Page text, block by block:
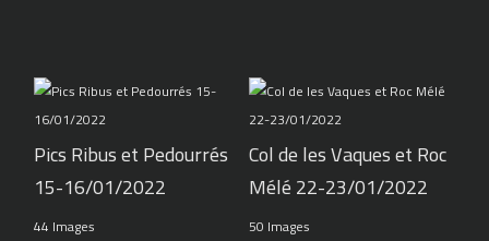
Pics Ribus et Pedourrés
15-16/01/2022
44 Images
Col de les Vaques et Roc
Mélé 22-23/01/2022
50 Images